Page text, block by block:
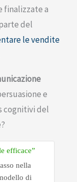
finalizzate a
del
le vendite
e
cognitivi del
efficace”
nella
di